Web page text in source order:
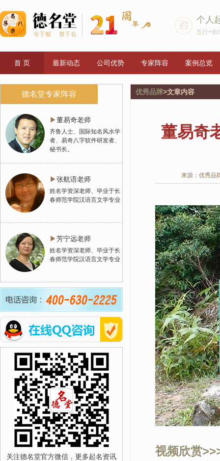
个人
五行+命
首 页 最新动态 公司优势 专家阵容 案例总览
德名堂专家阵容
▶董易奇老师
齐鲁人士、国际知名风水学
者、易奇八字软件研发者、
秘书长。
▶张航语老师
姓名学资深老师、毕业于长
春师范学院汉语言文学专业
▶芳宁远老师
姓名学资深老师、毕业于长
春师范学院汉语言文学专业
关注德名堂官方微信，更多起名资讯
优秀品牌>文章内容
董易奇
来源：优秀品
视频欣赏